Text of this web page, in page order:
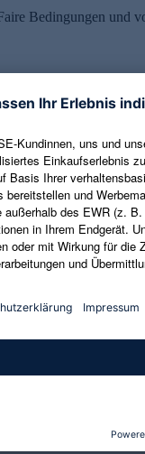
Bedingungen und
erhalten
und aktuelle
Als Dankeschön
Eine Abmeldung ist